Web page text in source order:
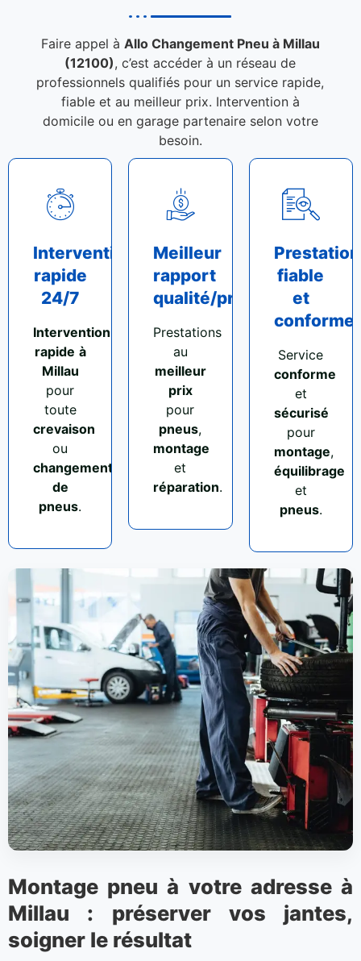
Faire appel à Allo Changement Pneu à Millau
(12100), c’est accéder à un réseau de
professionnels qualifiés pour un service rapide,
fiable et au meilleur prix. Intervention à
domicile ou en garage partenaire selon votre
besoin.
Intervention
rapide
24/7
Intervention
rapide à
Millau
pour
toute
crevaison
ou
changement
de
pneus.
Meilleur
rapport
qualité/prix
Prestations
au
meilleur
prix
pour
pneus,
montage
et
réparation.
Prestation
fiable
et
conforme
Service
conforme
et
sécurisé
pour
montage,
équilibrage
et
pneus.
Montage pneu à votre adresse à
Millau : préserver vos jantes,
soigner le résultat